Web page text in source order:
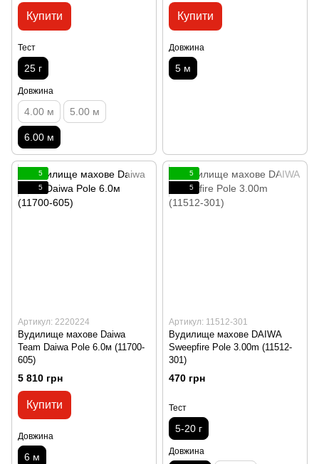
Купити
Тест
25 г
Довжина
4.00 м 5.00 м
6.00 м
Купити
Довжина
5 м
5
5
Артикул: 2220224
Вудилище махове Daiwa
Team Daiwa Pole 6.0м (11700-
605)
5 810 грн
Купити
Довжина
6 м
5
5
Артикул: 11512-301
Вудилище махове DAIWA
Sweepfire Pole 3.00m (11512-
301)
470 грн
Тест
5-20 г
Довжина